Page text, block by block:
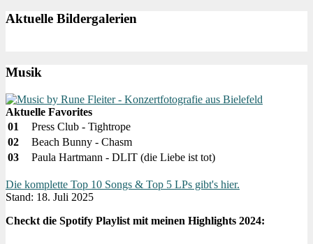
Aktuelle Bildergalerien
Musik
Aktuelle Favorites
01
Press Club - Tightrope
02
Beach Bunny - Chasm
03
Paula Hartmann - DLIT (die Liebe ist tot)
Die komplette Top 10 Songs & Top 5 LPs gibt's hier.
Stand: 18. Juli 2025
Checkt die Spotify Playlist mit meinen Highlights 2024: